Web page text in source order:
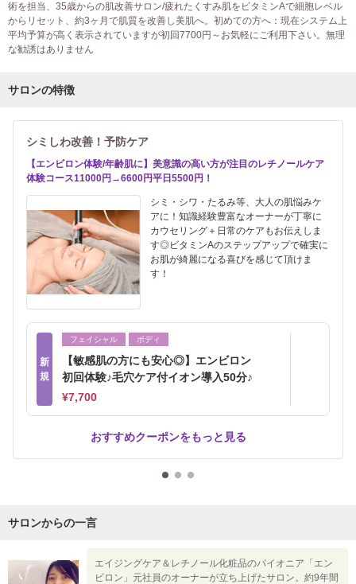
術を担当、35歳からの肌改善サロン/疲れたくすみ肌をビタミンAで細胞レベル
からリセット、約3ヶ月で肌質を改善し美肌へ。初めての方へ：現在システム上
平均予算が高く表示されていますが初回7700円～お気軽にご利用下さい。無理
な勧誘はありません
サロンの特徴
シミしわ改善！予防ケア
【エンビロン体験/年齢肌に】美意識の高い方が注目のレチノールケア
体験コース11000円→6600円平日5500円！
シミ・シワ・たるみ等、大人の肌悩みケ
アに！知識経験豊富なオーナーが丁寧に
カウセリング＋日常のケアもお伝えしま
す◎ビタミンAのステップアップで確実に
お肌が綺麗になる喜びを感じて頂けま
す！
新
規
フェイシャル ボディ
【敏感肌の方にも安心◎】エンビロン
初回体験♪毛穴ケア付イオン導入50分♪
¥7,700
おすすめクーポンをもっと見る
サロンからの一言
エイジングケア＆レチノール化粧品のパイオニア「エン
ビロン」元社員のオーナーが立ち上げたサロン。約9年間